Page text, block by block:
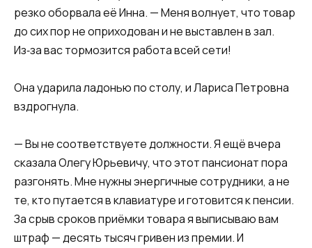
резко оборвала её Инна. — Меня волнует, что товар
до сих пор не оприходован и не выставлен в зал.
Из‑за вас тормозится работа всей сети!
Она ударила ладонью по столу, и Лариса Петровна
вздрогнула.
— Вы не соответствуете должности. Я ещё вчера
сказала Олегу Юрьевичу, что этот пансионат пора
разгонять. Мне нужны энергичные сотрудники, а не
те, кто путается в клавиатуре и готовится к пенсии.
За срыв сроков приёмки товара я выписываю вам
штраф — десять тысяч гривен из премии. И